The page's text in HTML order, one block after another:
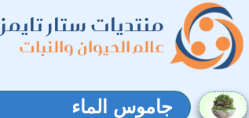
منتديات ستار تايمز
عالم الحيوان والنبات
جاموس الماء